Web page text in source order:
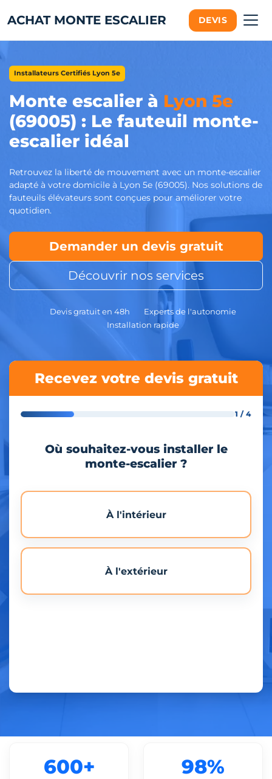
ACHAT MONTE ESCALIER DEVIS
Installateurs Certifiés Lyon 5e
Monte escalier à Lyon 5e
(69005) : Le fauteuil monte-
escalier idéal
Retrouvez la liberté de mouvement avec un monte-escalier
adapté à votre domicile à Lyon 5e (69005). Nos solutions de
fauteuils élévateurs sont conçues pour améliorer votre
quotidien.
Demander un devis gratuit
Découvrir nos services
Devis gratuit en 48h
Experts de l'autonomie
Installation rapide
Recevez votre devis gratuit
1 / 4
Où souhaitez-vous installer le
monte-escalier ?
À l'intérieur
À l'extérieur
600+ 98%